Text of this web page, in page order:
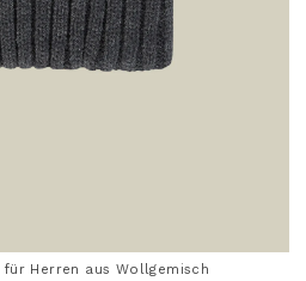
für Herren aus Wollgemisch